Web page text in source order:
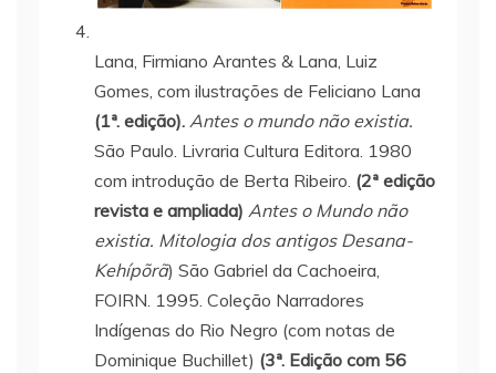
Lana, Firmiano Arantes & Lana, Luiz
Gomes, com ilustrações de Feliciano Lana
(1ª. edição). Antes o mundo não existia.
São Paulo. Livraria Cultura Editora. 1980
com introdução de Berta Ribeiro. (2ª edição
revista e ampliada) Antes o Mundo não
existia. Mitologia dos antigos Desana-
Kehípõrã) São Gabriel da Cachoeira,
FOIRN. 1995. Coleção Narradores
Indígenas do Rio Negro (com notas de
Dominique Buchillet) (3ª. Edição com 56